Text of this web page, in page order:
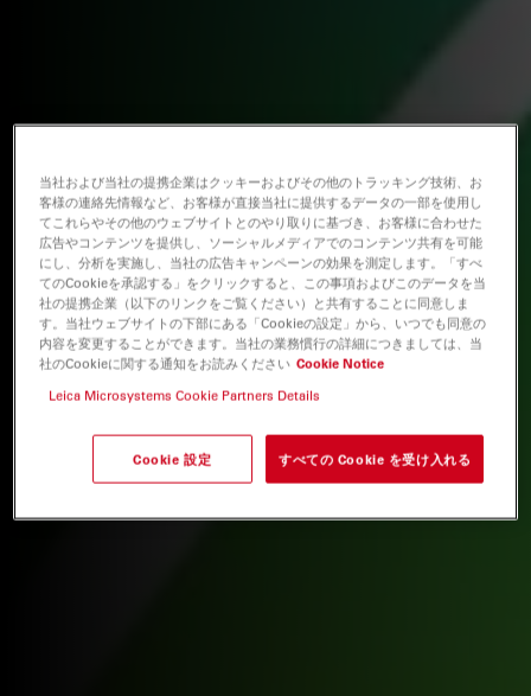
当社および当社の提携企業はクッキーおよびその他のトラッキング技術、お
客様の連絡先情報など、お客様が直接当社に提供するデータの一部を使用し
てこれらやその他のウェブサイトとのやり取りに基づき、お客様に合わせた
広告やコンテンツを提供し、ソーシャルメディアでのコンテンツ共有を可能
にし、分析を実施し、当社の広告キャンペーンの効果を測定します。「すべ
てのCookieを承認する」をクリックすると、この事項およびこのデータを当
社の提携企業（以下のリンクをご覧ください）と共有することに同意しま
す。当社ウェブサイトの下部にある「Cookieの設定」から、いつでも同意の
内容を変更することができます。当社の業務慣行の詳細につきましては、当
社のCookieに関する通知をお読みください Cookie Notice
Leica Microsystems Cookie Partners Details
Cookie 設定 すべての Cookie を受け入れる